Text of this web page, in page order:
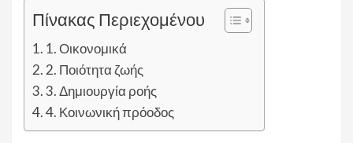
Πίνακας Περιεχομένου
1. Οικονομικά
2. Ποιότητα ζωής
3. Δημιουργία ροής
4. Κοινωνική πρόοδος